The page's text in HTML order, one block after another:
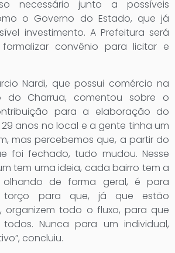
necessário junto a possíveis
o Governo do Estado, que já
investimento. A Prefeitura será
convênio para licitar e
Nardi, que possui comércio na
do Charrua, comentou sobre o
para a elaboração do
29 anos no local e a gente tinha um
mas percebemos que, a partir do
foi fechado, tudo mudou. Nesse
tem uma ideia, cada bairro tem a
olhando de forma geral, é para
torço para que, já que estão
organizem todo o fluxo, para que
Nunca para um individual,
concluiu.